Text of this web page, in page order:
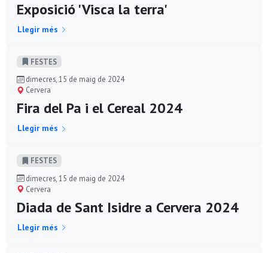
Exposició 'Visca la terra'
Llegir més
FESTES
dimecres, 15 de maig de 2024
Cervera
Fira del Pa i el Cereal 2024
Llegir més
FESTES
dimecres, 15 de maig de 2024
Cervera
Diada de Sant Isidre a Cervera 2024
Llegir més